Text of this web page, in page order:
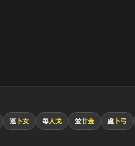
巡 卜女 每人戈 並廿金 處 卜弓